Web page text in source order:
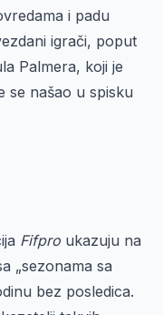
i padu
igrači, poput
Palmera, koji je
se našao u spisku
Fifpro ukazuju na
„sezonama sa
bez posledica.